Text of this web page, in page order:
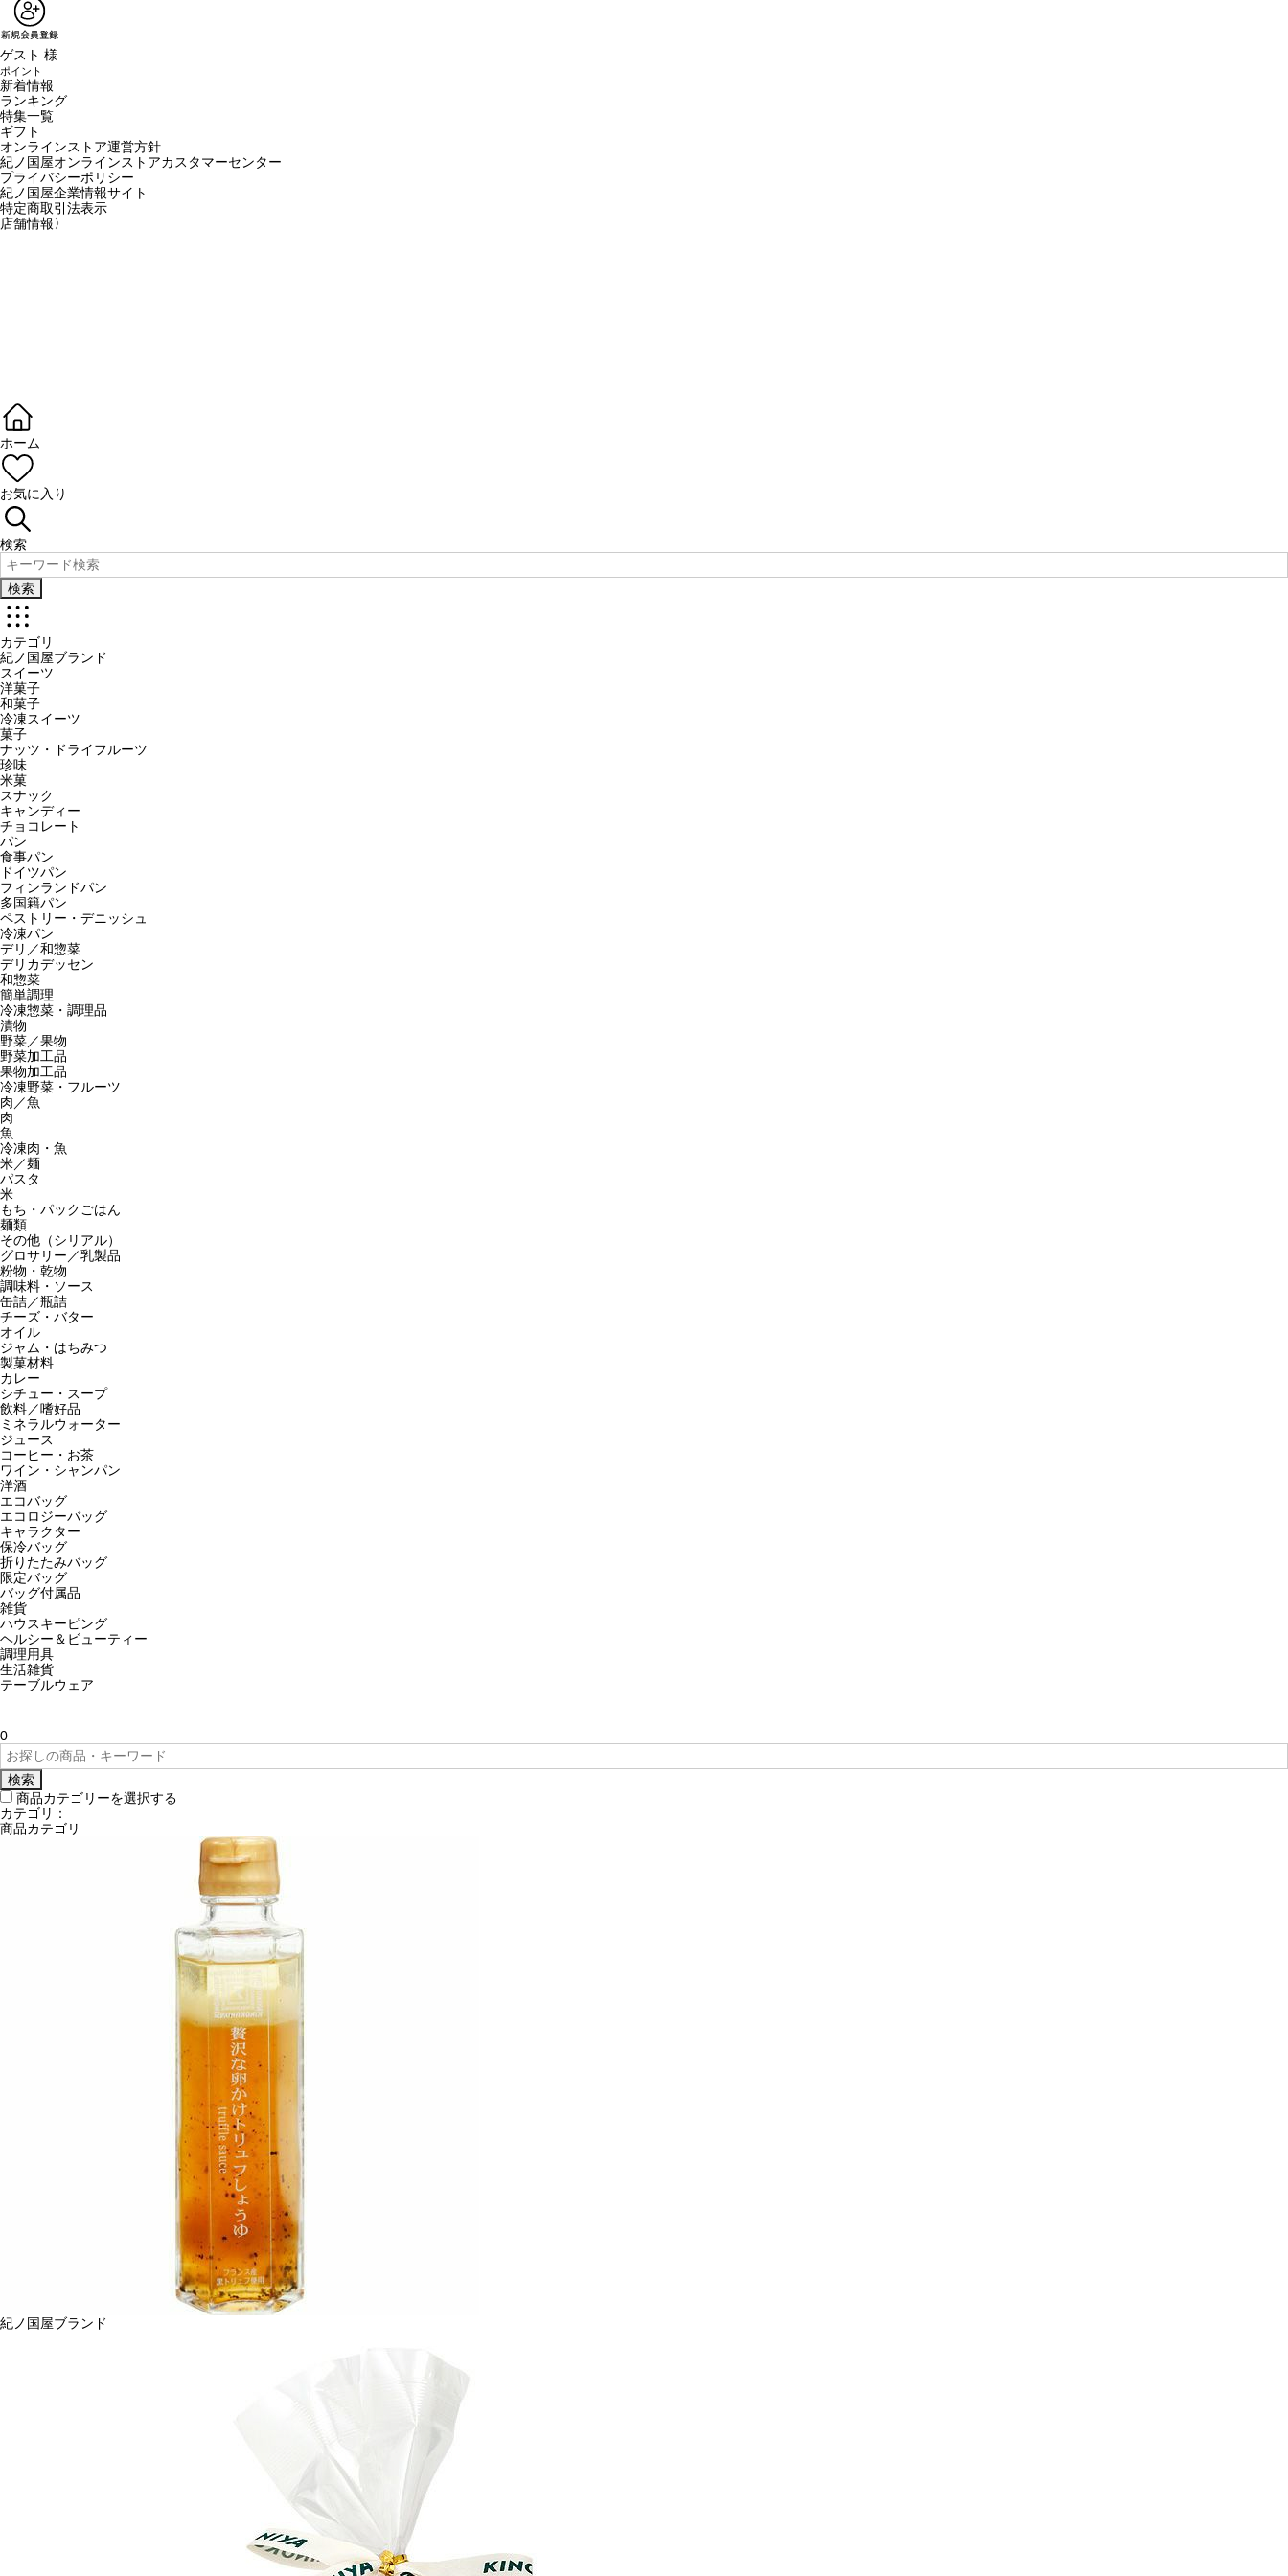
ゲスト 様
ポイント
新着情報
ランキング
特集一覧
ギフト
オンラインストア運営方針
紀ノ国屋オンラインストアカスタマーセンター
プライバシーポリシー
紀ノ国屋企業情報サイト
特定商取引法表示
店舗情報〉
ホーム
お気に入り
検索
検索
カテゴリ
紀ノ国屋ブランド
スイーツ
洋菓子
和菓子
冷凍スイーツ
菓子
ナッツ・ドライフルーツ
珍味
米菓
スナック
キャンディー
チョコレート
パン
食事パン
ドイツパン
フィンランドパン
多国籍パン
ペストリー・デニッシュ
冷凍パン
デリ／和惣菜
デリカデッセン
和惣菜
簡単調理
冷凍惣菜・調理品
漬物
野菜／果物
野菜加工品
果物加工品
冷凍野菜・フルーツ
肉／魚
肉
魚
冷凍肉・魚
米／麺
パスタ
米
もち・パックごはん
麺類
その他（シリアル）
グロサリー／乳製品
粉物・乾物
調味料・ソース
缶詰／瓶詰
チーズ・バター
オイル
ジャム・はちみつ
製菓材料
カレー
シチュー・スープ
飲料／嗜好品
ミネラルウォーター
ジュース
コーヒー・お茶
ワイン・シャンパン
洋酒
エコバッグ
エコロジーバッグ
キャラクター
保冷バッグ
折りたたみバッグ
限定バッグ
バッグ付属品
雑貨
ハウスキーピング
ヘルシー＆ビューティー
調理用具
生活雑貨
テーブルウェア
0
検索
商品カテゴリーを選択する
カテゴリ：
商品カテゴリ
紀ノ国屋ブランド